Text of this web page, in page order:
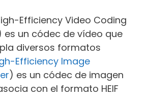
Efficiency Video Coding
es un códec de vídeo que
diversos formatos
Efficiency Image
) es un códec de imagen
con el formato HEIF